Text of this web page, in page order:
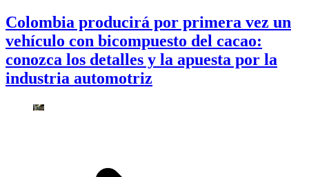
Colombia producirá por primera vez un
vehículo con bicompuesto del cacao:
conozca los detalles y la apuesta por la
industria automotriz